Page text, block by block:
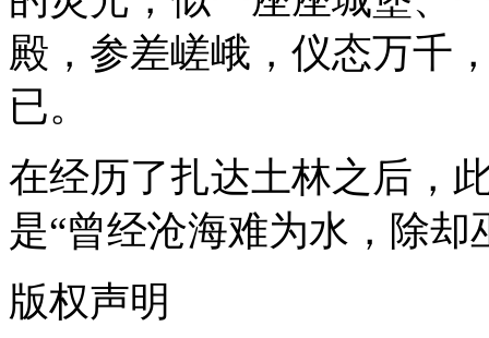
殿，参差嵯峨，仪态万千
已。
在经历了扎达土林之后，
是“曾经沧海难为水，除却
版权声明